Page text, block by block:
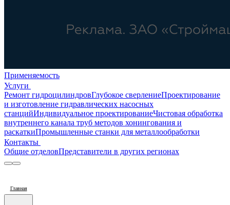
Применяемость
Услуги
Ремонт гидроцилиндровГлубокое сверлениеПроектирование
и изготовление гидравлических насосных
станцийИндивидуальное проектированиеЧистовая обработка
внутреннего канала труб методов хонингования и
раскаткиПромышленные станки для металлообработки
Контакты
Общие отделовПредставители в других регионах
Главная